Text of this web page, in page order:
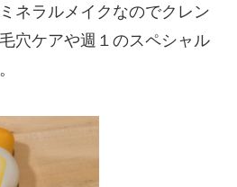
ネラルメイクなのでクレン
穴ケアや週１のスペシャル